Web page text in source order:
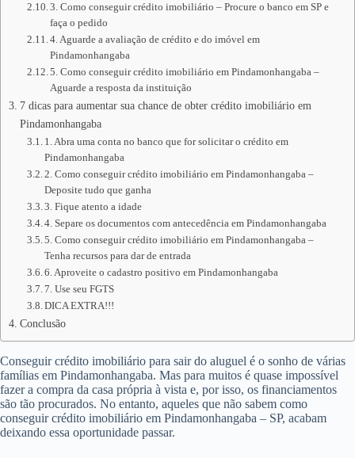
3. Como conseguir crédito imobiliário – Procure o banco em SP e
faça o pedido
4. Aguarde a avaliação de crédito e do imóvel em
Pindamonhangaba
5. Como conseguir crédito imobiliário em Pindamonhangaba –
Aguarde a resposta da instituição
7 dicas para aumentar sua chance de obter crédito imobiliário em
Pindamonhangaba
1. Abra uma conta no banco que for solicitar o crédito em
Pindamonhangaba
2. Como conseguir crédito imobiliário em Pindamonhangaba –
Deposite tudo que ganha
3. Fique atento a idade
4. Separe os documentos com antecedência em Pindamonhangaba
5. Como conseguir crédito imobiliário em Pindamonhangaba –
Tenha recursos para dar de entrada
6. Aproveite o cadastro positivo em Pindamonhangaba
7. Use seu FGTS
DICA EXTRA!!!
Conclusão
Conseguir crédito imobiliário para sair do aluguel é o sonho de várias
famílias em Pindamonhangaba. Mas para muitos é quase impossível
fazer a compra da casa própria à vista e, por isso, os financiamentos
são tão procurados. No entanto, aqueles que não sabem como
conseguir crédito imobiliário em Pindamonhangaba – SP, acabam
deixando essa oportunidade passar.